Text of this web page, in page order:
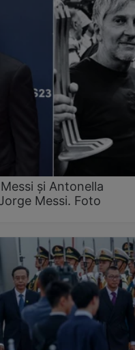
și Antonella
Messi. Foto